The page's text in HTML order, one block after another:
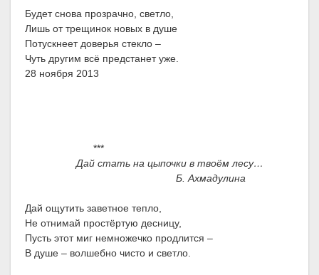
Будет снова прозрачно, светло,
Лишь от трещинок новых в душе
Потускнеет доверья стекло –
Чуть другим всё предстанет уже.
28 ноября 2013
***
Дай стать на цыпочки в твоём лесу…
Б. Ахмадулина
Дай ощутить заветное тепло,
Не отнимай простёртую десницу,
Пусть этот миг немножечко продлится –
В душе – волшебно чисто и светло.